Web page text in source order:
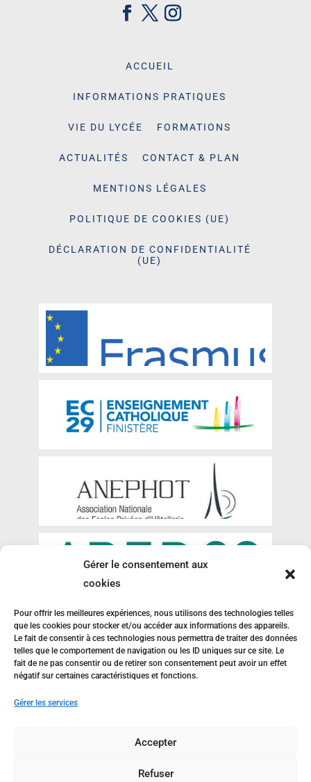
Gérer le consentement aux
cookies
Pour offrir les meilleures expériences, nous utilisons des technologies telles
que les cookies pour stocker et/ou accéder aux informations des appareils.
Le fait de consentir à ces technologies nous permettra de traiter des données
telles que le comportement de navigation ou les ID uniques sur ce site. Le
fait de ne pas consentir ou de retirer son consentement peut avoir un effet
négatif sur certaines caractéristiques et fonctions.
Gérer les services
Accepter
Refuser
ACCUEIL
INFORMATIONS PRATIQUES
VIE DU LYCÉE FORMATIONS
ACTUALITÉS CONTACT & PLAN
MENTIONS LÉGALES
POLITIQUE DE COOKIES (UE)
DÉCLARATION DE CONFIDENTIALITÉ
(UE)